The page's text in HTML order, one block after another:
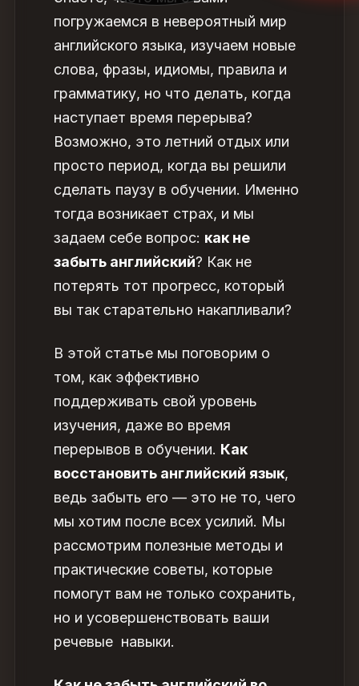
погружаемся в невероятный мир
английского языка, изучаем новые
слова, фразы, идиомы, правила и
грамматику, но что делать, когда
наступает время перерыва?
Возможно, это летний отдых или
просто период, когда вы решили
сделать паузу в обучении. Именно
тогда возникает страх, и мы
задаем себе вопрос: как не
забыть английский? Как не
потерять тот прогресс, который
вы так старательно накапливали?
В этой статье мы поговорим о
том, как эффективно
поддерживать свой уровень
изучения, даже во время
перерывов в обучении. Как
восстановить английский язык,
ведь забыть его — это не то, чего
мы хотим после всех усилий. Мы
рассмотрим полезные методы и
практические советы, которые
помогут вам не только сохранить,
но и усовершенствовать ваши
речевые навыки.